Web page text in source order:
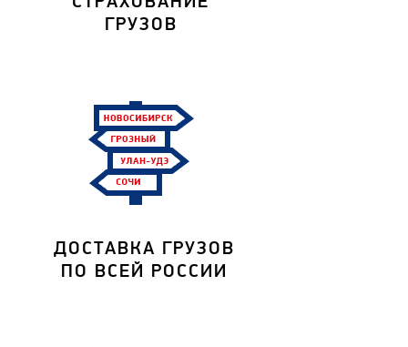
ГРУЗОВ
ДОСТАВКА ГРУЗОВ
ПО ВСЕЙ РОССИИ